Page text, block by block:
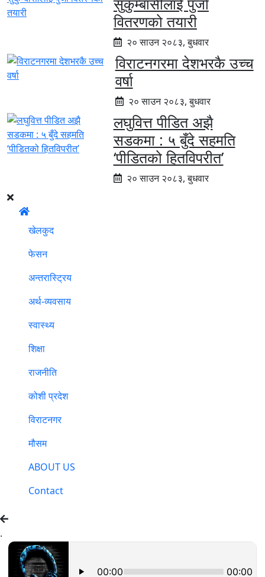
वितरणको तयारी
२० साउन २०८३, बुधवार
विराटनगरमा देशभरकै उच्च
वर्षा
२० साउन २०८३, बुधवार
लघुवित्त पीडित अझै
सडकमा : ५ बुँदे सहमति
‘पीडितको हितविपरीत’
२० साउन २०८३, बुधवार
खेलकुद
फेसन
अन्तरास्ट्रिय
अर्थ-व्यवसाय
स्वास्थ्य
शिक्षा
राजनीति
कोशी प्रदेश
विराटनगर
मौसम
ABOUT US
Contact
.